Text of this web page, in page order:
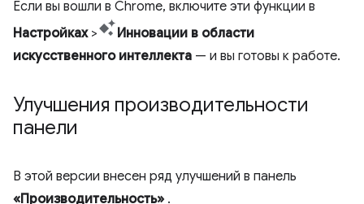
Если вы вошли в Chrome, включите эти функции в
Настройках>
Инновации в области
искусственного интеллекта — и вы готовы к работе.
Улучшения производительности
панели
В этой версии внесен ряд улучшений в панель
«Производительность» .